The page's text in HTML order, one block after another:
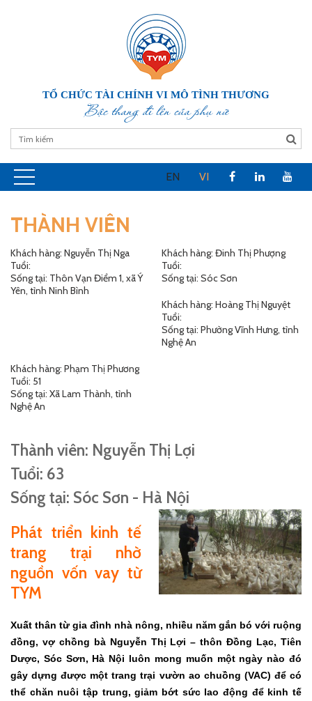
TỔ CHỨC TÀI CHÍNH VI MÔ TÌNH THƯƠNG
Bậc thang đi lên của phụ nữ
EN VI
THÀNH VIÊN
Khách hàng: Nguyễn Thị Nga
Tuổi:
Sống tại: Thôn Vạn Điểm 1, xã Ý
Yên, tỉnh Ninh Bình
Khách hàng: Đinh Thị Phượng
Tuổi:
Sống tại: Sóc Sơn
Khách hàng: Hoàng Thị Nguyệt
Tuổi:
Sống tại: Phường Vĩnh Hưng, tỉnh
Nghệ An
Khách hàng: Phạm Thị Phương
Tuổi: 51
Sống tại: Xã Lam Thành, tỉnh
Nghệ An
Thành viên: Nguyễn Thị Lợi
Tuổi: 63
Sống tại: Sóc Sơn - Hà Nội
Phát triển kinh tế
trang trại nhờ
nguồn vốn vay từ
TYM
Xuất thân từ gia đình nhà nông, nhiều năm gắn bó với ruộng
đồng, vợ chồng bà Nguyễn Thị Lợi – thôn Đồng Lạc, Tiên
Dược, Sóc Sơn, Hà Nội luôn mong muốn một ngày nào đó
gây dựng được một trang trại vườn ao chuồng (VAC) để có
thể chăn nuôi tập trung, giảm bớt sức lao động để kinh tế